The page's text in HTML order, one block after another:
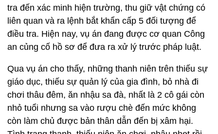
tra đến xác minh hiện trường, thu giữ vật chứng có
liên quan và ra lệnh bắt khẩn cấp 5 đối tượng để
điều tra. Hiện nay, vụ án đang được cơ quan Công
an củng cố hồ sơ để đưa ra xử lý trước pháp luật.
Qua vụ án cho thấy, những thanh niên trên thiếu sự
giáo dục, thiếu sự quản lý của gia đình, bỏ nhà đi
chơi thâu đêm, ăn nhậu sa đà, nhất là 2 cô gái còn
nhỏ tuổi nhưng sa vào rượu chè đến mức không
còn làm chủ được bản thân dẫn đến bị xâm hại.